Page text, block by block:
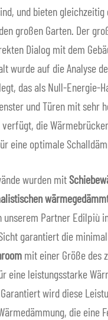
und bieten gleichzeitig
großen Garten. Der
Dialog mit dem
wurde auf die Analyse
das als Null-Energie-
und Türen mit sehr
verfügt, die
eine optimale
wurden mit
unserem Partner Edilpiù
garantiert die
mit einer Größe des
eine leistungsstarke
wird diese
die eine